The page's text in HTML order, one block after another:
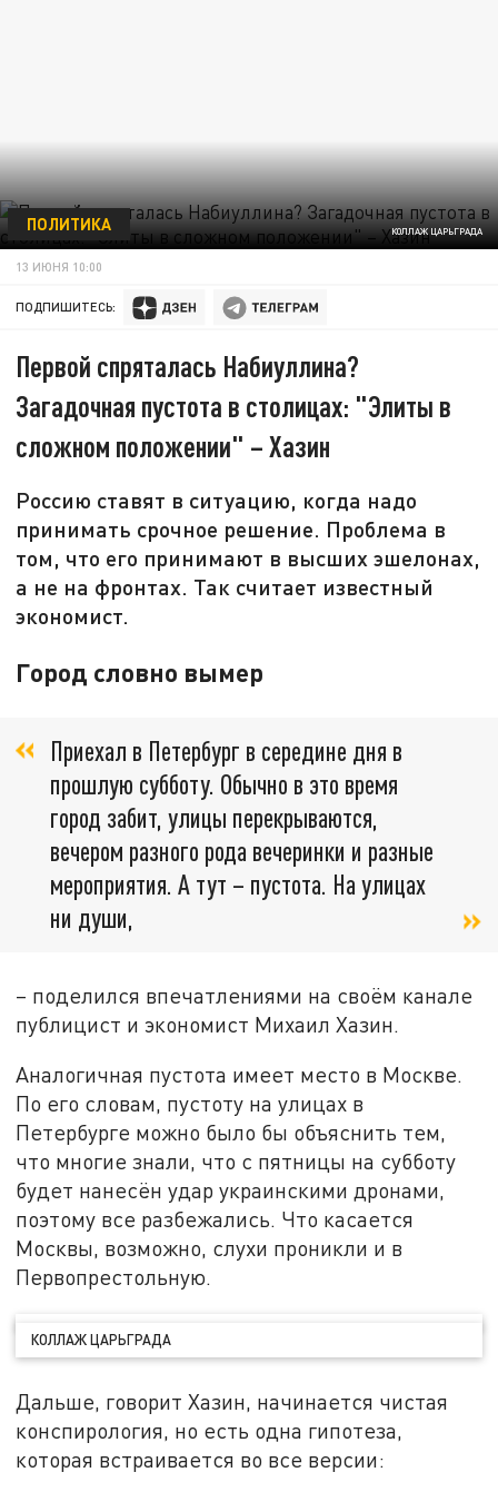
КОЛЛАЖ ЦАРЬГРАДА
ПОЛИТИКА
13 ИЮНЯ 10:00
ПОДПИШИТЕСЬ:
Первой спряталась Набиуллина?
Загадочная пустота в столицах: "Элиты в
сложном положении" – Хазин
Россию ставят в ситуацию, когда надо
принимать срочное решение. Проблема в
том, что его принимают в высших эшелонах,
а не на фронтах. Так считает известный
экономист.
Город словно вымер
Приехал в Петербург в середине дня в
прошлую субботу. Обычно в это время
город забит, улицы перекрываются,
вечером разного рода вечеринки и разные
мероприятия. А тут – пустота. На улицах
ни души,
– поделился впечатлениями на своём канале
публицист и экономист Михаил Хазин.
Аналогичная пустота имеет место в Москве.
По его словам, пустоту на улицах в
Петербурге можно было бы объяснить тем,
что многие знали, что с пятницы на субботу
будет нанесён удар украинскими дронами,
поэтому все разбежались. Что касается
Москвы, возможно, слухи проникли и в
Первопрестольную.
КОЛЛАЖ ЦАРЬГРАДА
Дальше, говорит Хазин, начинается чистая
конспирология, но есть одна гипотеза,
которая встраивается во все версии: